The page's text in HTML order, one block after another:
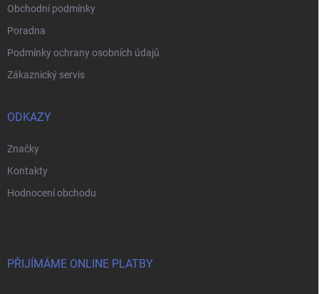
Obchodní podmínky
Poradna
Podmínky ochrany osobních údajů
Zákaznický servis
ODKAZY
Značky
Kontakty
Hodnocení obchodu
PŘIJÍMÁME ONLINE PLATBY